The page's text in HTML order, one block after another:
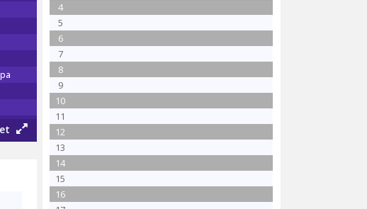
4
5
6
7
8
9
10
11
12
13
14
15
16